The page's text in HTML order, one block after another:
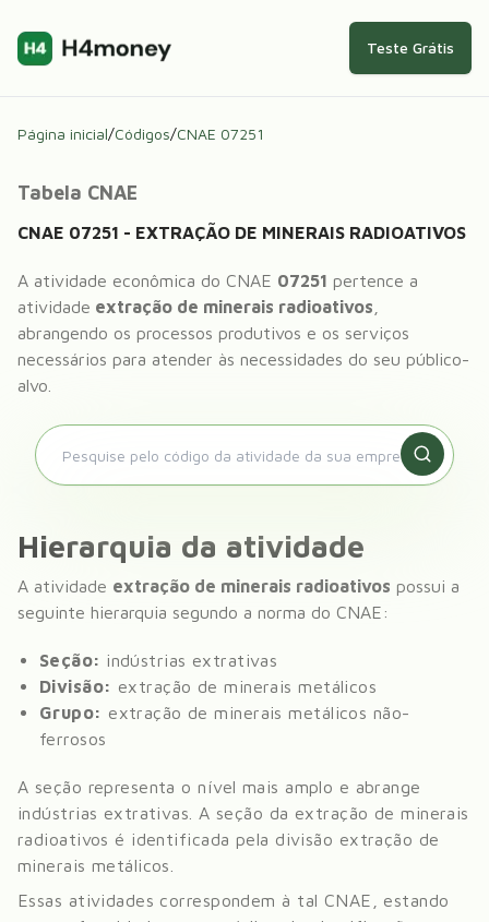
Teste Grátis
Página inicial/Códigos/CNAE 07251
Tabela CNAE
CNAE 07251 - EXTRAÇÃO DE MINERAIS RADIOATIVOS
A atividade econômica do CNAE 07251 pertence a
atividade extração de minerais radioativos
abrangendo os processos produtivos e os serviços
necessários para atender às necessidades do seu público-
alvo.
Hierarquia da atividade
A atividade extração de minerais radioativos possui a
seguinte hierarquia segundo a norma do CNAE:
Seção: indústrias extrativas
Divisão: extração de minerais metálicos
Grupo: extração de minerais metálicos não-
ferrosos
A seção representa o nível mais amplo e abrange
indústrias extrativas . A seção da extração de minerais
radioativos é identificada pela divisão extração de
minerais metálicos
Essas atividades correspondem à tal CNAE, estando